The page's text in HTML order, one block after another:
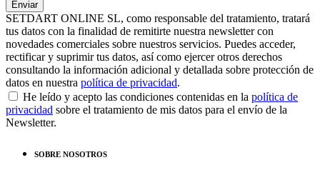
SETDART ONLINE SL, como responsable del tratamiento, tratará
tus datos con la finalidad de remitirte nuestra newsletter con
novedades comerciales sobre nuestros servicios. Puedes acceder,
rectificar y suprimir tus datos, así como ejercer otros derechos
consultando la información adicional y detallada sobre protección de
datos en nuestra política de privacidad.
He leído y acepto las condiciones contenidas en la política de
privacidad sobre el tratamiento de mis datos para el envío de la
Newsletter.
SOBRE NOSOTROS